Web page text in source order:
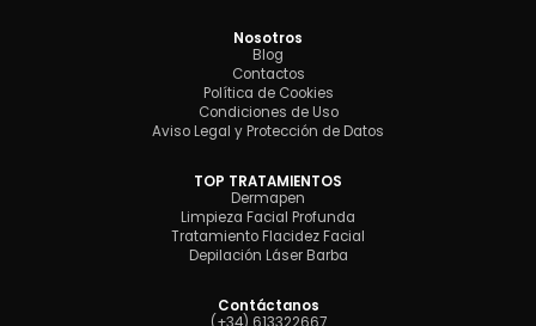
Nosotros
Blog
Contactos
Política de Cookies
Condiciones de Uso
Aviso Legal y Protección de Datos
TOP TRATAMIENTOS
Dermapen
Limpieza Facial Profunda
Tratamiento Flacidez Facial
Depilación Láser Barba
Contáctanos